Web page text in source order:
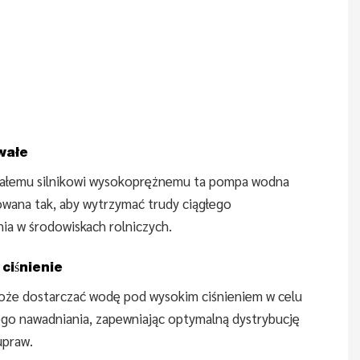
silnikowi wysokoprężnemu ta pompa wodna
tak, aby wytrzymać trudy ciągłego
w środowiskach rolniczych.
dostarczać wodę pod wysokim ciśnieniem w celu
nawadniania, zapewniając optymalną dystrybucję